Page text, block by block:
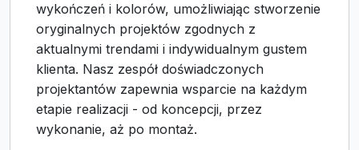
wykończeń i kolorów, umożliwiając stworzenie
oryginalnych projektów zgodnych z
aktualnymi trendami i indywidualnym gustem
klienta. Nasz zespół doświadczonych
projektantów zapewnia wsparcie na każdym
etapie realizacji - od koncepcji, przez
wykonanie, aż po montaż.